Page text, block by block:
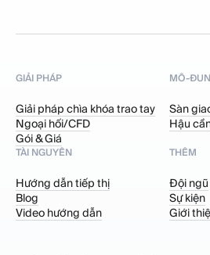
GIẢI PHÁP
Giải pháp chìa khóa trao tay
Ngoại hối/CFD
Gói & Giá
MÔ-ĐUN
Sàn
Hậu
TÀI NGUYÊN
Hướng dẫn tiếp thị
Blog
Video hướng dẫn
THÊM
Đội ngũ
Sự kiện
Giới